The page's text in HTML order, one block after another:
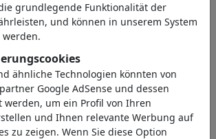
für: 'brexit'(2806)
grundlegende Funktionalität der
und können in unserem System
ähnliche Technologien könnten von
Google AdSense und dessen
werden, um ein Profil von Ihren
und Ihnen relevante Werbung auf
zu zeigen. Wenn Sie diese Option